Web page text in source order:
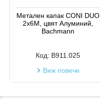
Метален капак CONI DUO
2x6M, цвят Алуминий,
Bachmann
Код: B911.025
Виж повече